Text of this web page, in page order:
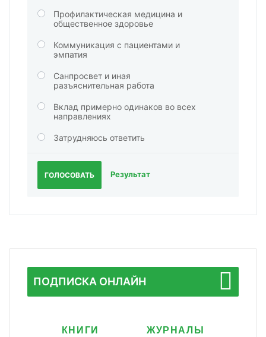
Профилактическая медицина и
общественное здоровье
Коммуникация с пациентами и
эмпатия
Санпросвет и иная
разъяснительная работа
Вклад примерно одинаков во всех
направлениях
Затрудняюсь ответить
ГОЛОСОВАТЬ Результат
ПОДПИСКА ОНЛАЙН
КНИГИ ЖУРНАЛЫ